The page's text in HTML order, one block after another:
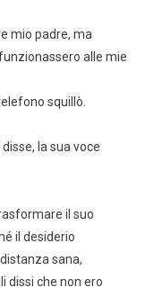
mio padre, ma
alle mie
squillò.
la sua voce
il suo
il desiderio
sana,
dissi che non ero